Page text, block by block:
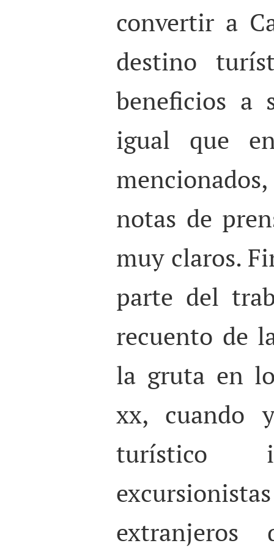
convertir a
destino
beneficios a
igual que
notas de
muy claros.
parte del
recuento de
la gruta en
xx, cuando
turístico